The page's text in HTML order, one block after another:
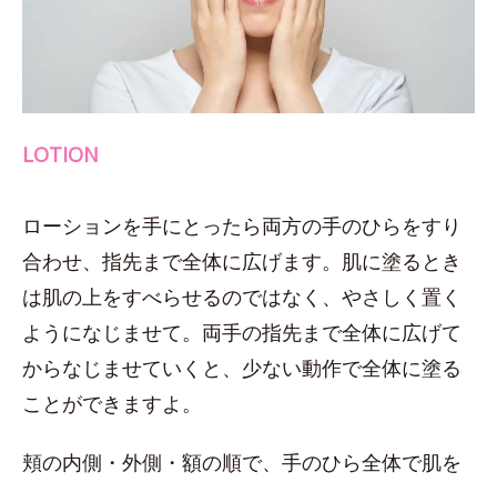
LOTION
ローションを手にとったら両方の手のひらをすり
合わせ、指先まで全体に広げます。肌に塗るとき
は肌の上をすべらせるのではなく、やさしく置く
ようになじませて。両手の指先まで全体に広げて
からなじませていくと、少ない動作で全体に塗る
ことができますよ。
頬の内側・外側・額の順で、手のひら全体で肌を